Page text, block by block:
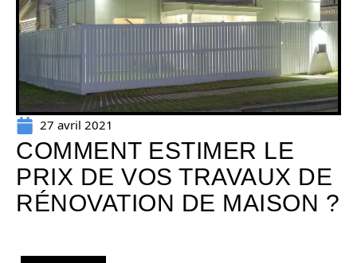
27 avril 2021
COMMENT ESTIMER LE
PRIX DE VOS TRAVAUX DE
RÉNOVATION DE MAISON ?